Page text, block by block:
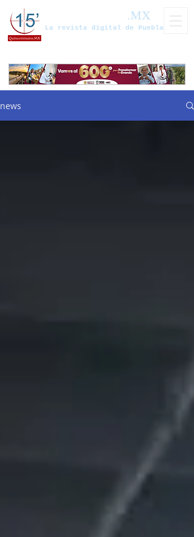
.MX
La revista digital de Puebla
news